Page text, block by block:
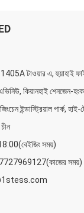
টাওয়ার এ, হুয়াহাই
কিয়ানহাই শেনজেন-
জিংচেন ইন্ডাস্ট্রিয়াল পার্ক,
সময়)
সময়)